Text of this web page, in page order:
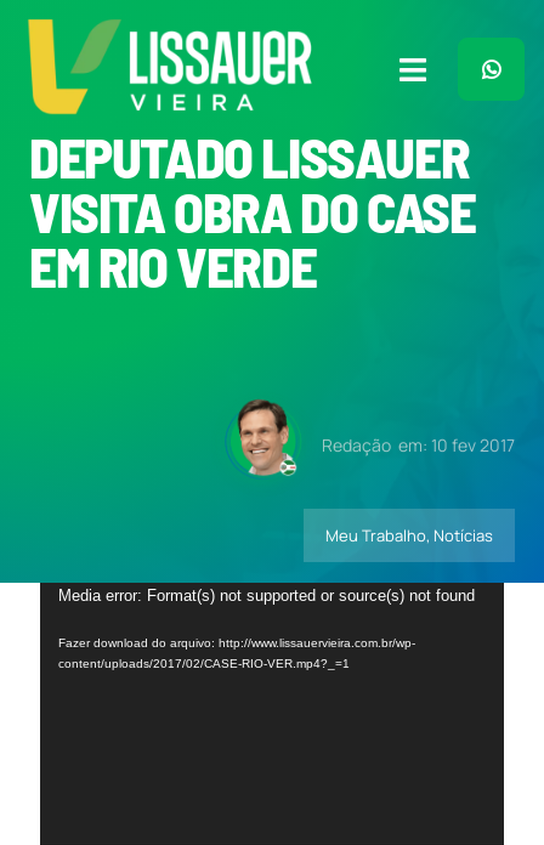
para
conteúdo
Toggle
Home
Plano de Governo
DEPUTADO LISSAUER
VISITA OBRA DO CASE
EM RIO VERDE
Redação em: 10 fev 2017
Meu Trabalho, Notícias
Tocador
vídeo
Media error: Format(s) not supported or source(s) not found
Fazer download do arquivo: http://www.lissauervieira.com.br/wp-
content/uploads/2017/02/CASE-RIO-VER.mp4?_=1